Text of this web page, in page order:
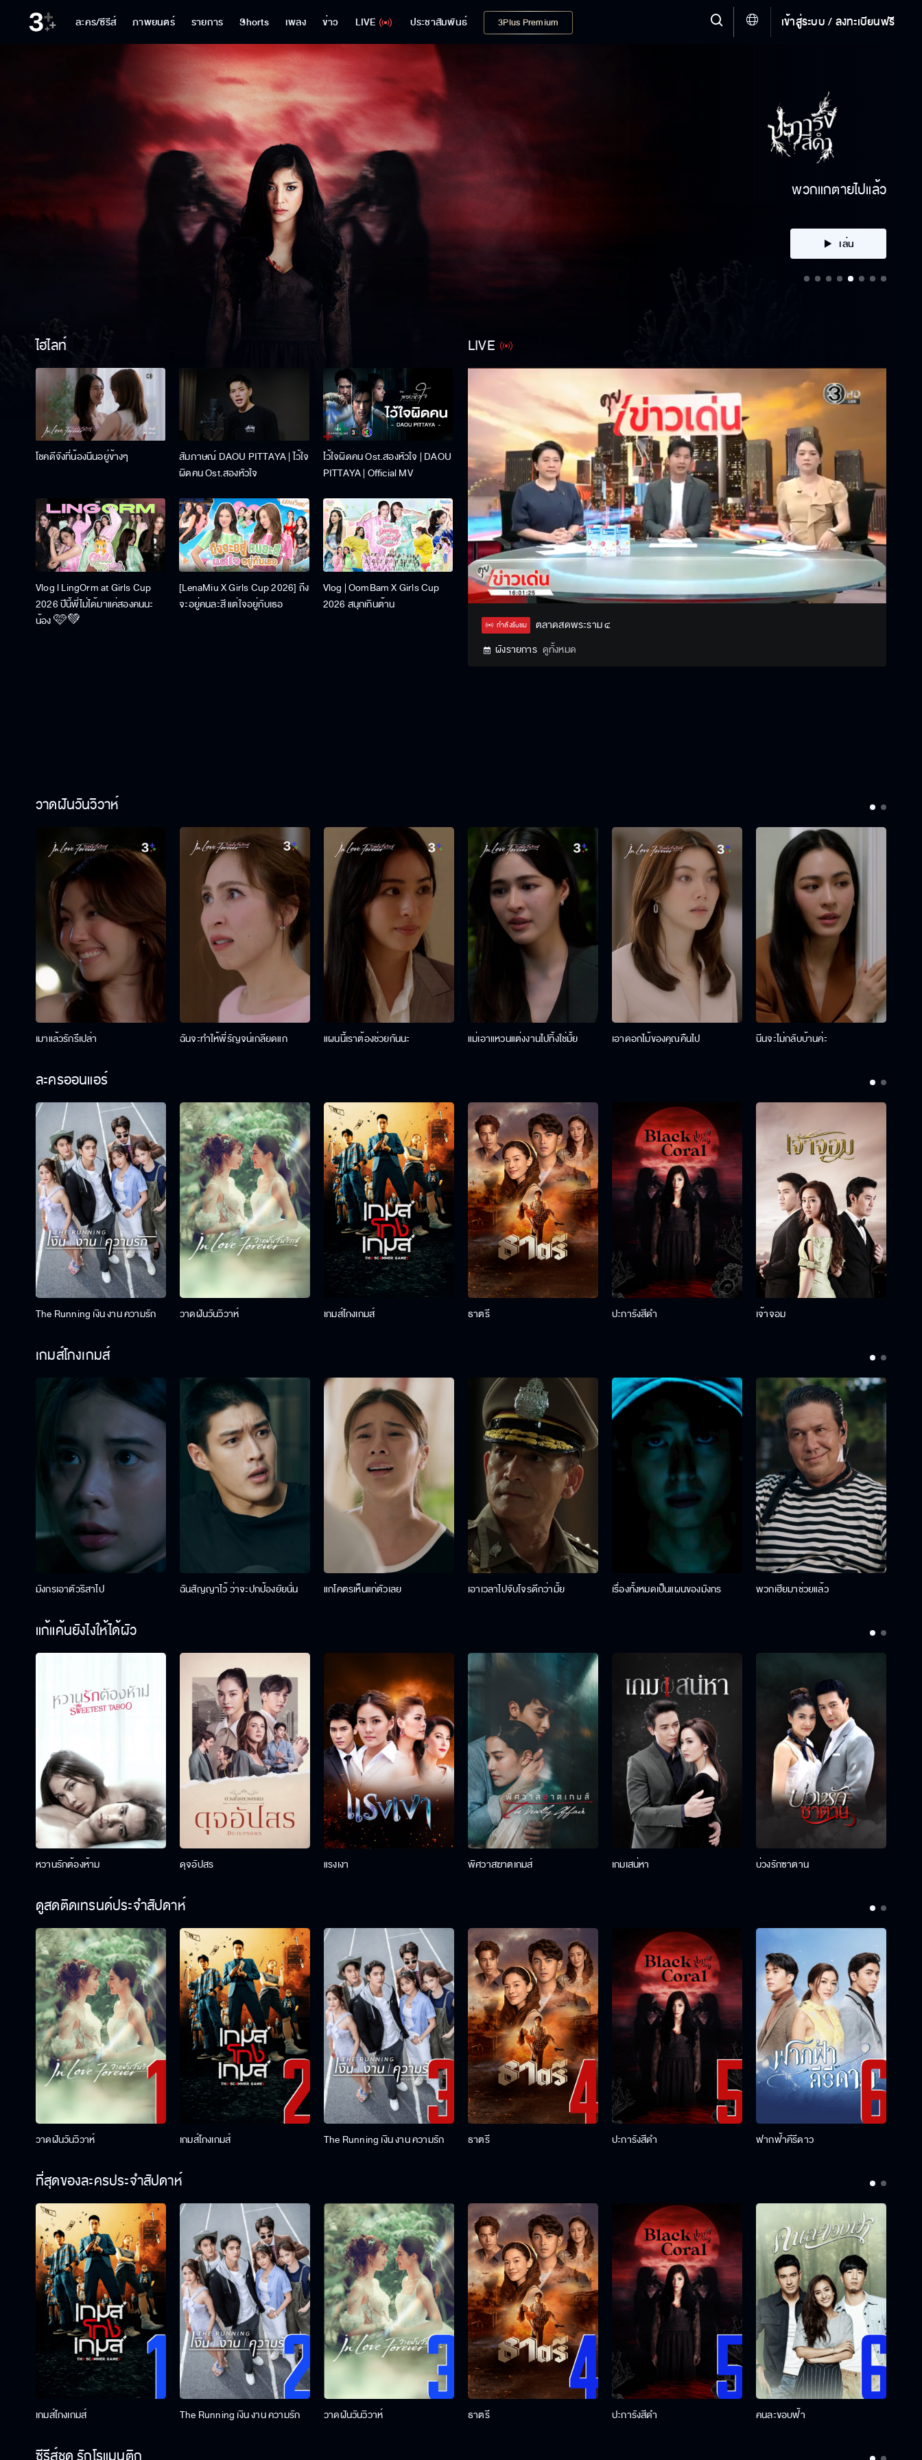
ละคร/ซีรีส์ ภาพยนตร์ รายการ Shorts เพลง ข่าว LIVE ประชาสัมพันธ์ 3Plus Premium เข้าสู่ระบบ / ลงทะเบียนฟรี
คลิก
ไฮไลท์
โชคดีจังที่น้องนีนอยู่ข้างๆ
สัมภาษณ์ DAOU PITTAYA | ไว้ใจ
ผิดคน Ost.สองหัวใจ
ไว้ใจผิดคน Ost.สองหัวใจ | DAOU
PITTAYA | Official MV
Vlog l LingOrm at Girls Cup
2026 ปีนี้พี่ไม่ได้มาแค่สองคนนะ
น้อง 🩷💚
[LenaMiu X Girls Cup 2026] ถึง
จะอยู่คนละสี แต่ใจอยู่กับเธอ
Vlog | OomBam X Girls Cup
2026 สนุกเกินต้าน
LIVE
UnmuteStream
Type
Settings
กำลังรับชม
ตลาดสดพระราม ๔
ผังรายการ ดูทั้งหมด
วาดฝันวันวิวาห์
เมาแล้วรักรึเปล่า ฉันจะทำให้พี่รัญจน์เกลียดแก แผนนี้เราต้องช่วยกันนะ แม่เอาแหวนแต่งงานไปทิ้งใช่มั้ย เอาดอกไม้ของคุณคืนไป นีนจะไม่กลับบ้านค่ะ
ละครออนแอร์
The Running เงิน งาน ความรัก วาดฝันวันวิวาห์ เกมส์โกงเกมส์ ธาตรี ปะการังสีดำ เจ้าจอม
เกมส์โกงเกมส์
มังกรเอาตัวริสาไป ฉันสัญญาไว้ ว่าจะปกป้องยัยนั่น แกโคตรเห็นแก่ตัวเลย เอาเวลาไปจับโจรดีกว่ามั้ย เรื่องทั้งหมดเป็นแผนของมังกร พวกเฮียมาช่วยแล้ว
แก้แค้นยังไงให้ได้ผัว
หวานรักต้องห้าม ดุจอัปสร แรงเงา พิศวาสฆาตเกมส์ เกมเสน่หา บ่วงรักซาตาน
ดูสดติดเทรนด์ประจำสัปดาห์
วาดฝันวันวิวาห์ เกมส์โกงเกมส์ The Running เงิน งาน ความรัก ธาตรี ปะการังสีดำ ฟากฟ้าคีรีดาว
ที่สุดของละครประจำสัปดาห์
เกมส์โกงเกมส์ The Running เงิน งาน ความรัก วาดฝันวันวิวาห์ ธาตรี ปะการังสีดำ คนละขอบฟ้า